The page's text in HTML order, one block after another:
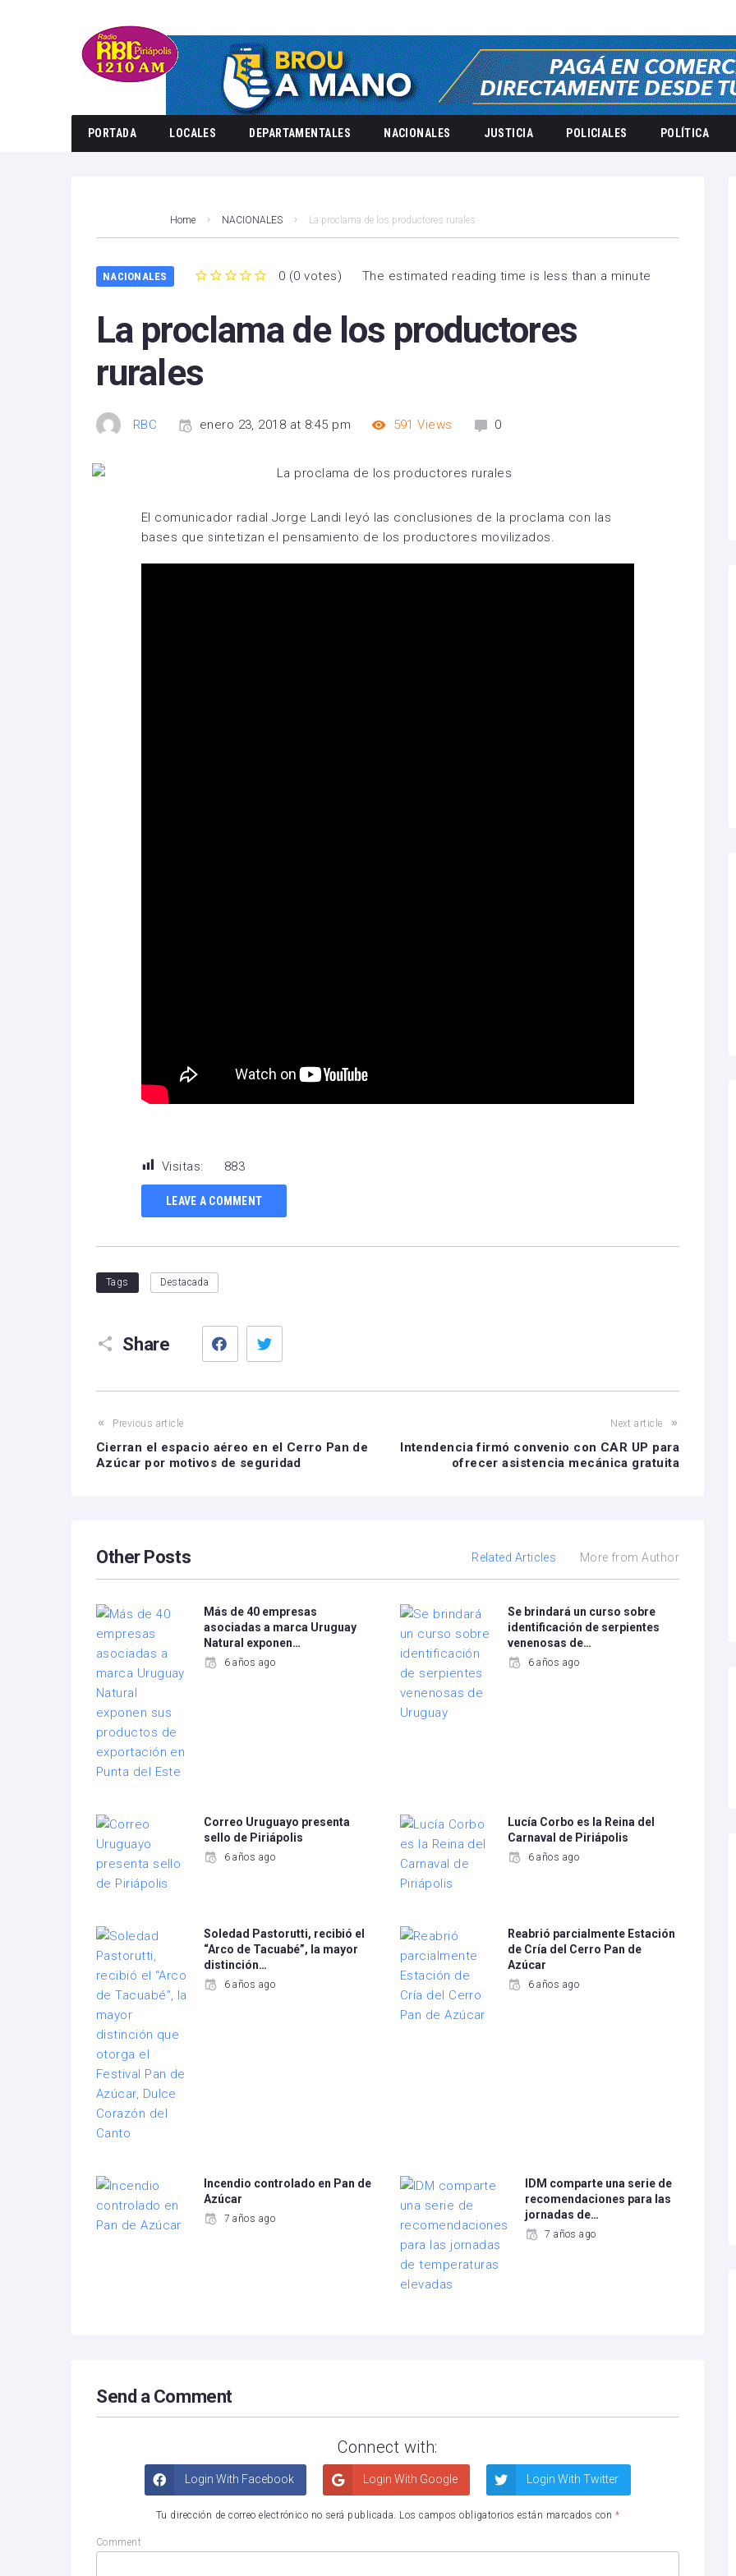
PORTADA LOCALES DEPARTAMENTALES NACIONALES JUSTICIA POLICIALES POLÍTICA
Home NACIONALES La proclama de los productores rurales
NACIONALES 0 (0 votes) The estimated reading time is less than a minute
La proclama de los productores
rurales
RBC enero 23, 2018 at 8:45 pm 591 Views 0
El comunicador radial Jorge Landi leyó las conclusiones de la proclama con las
bases que sintetizan el pensamiento de los productores movilizados.
Visitas: 883
LEAVE A COMMENT
Tags Destacada
Share
Facebook
Previous article
Cierran el espacio aéreo en el Cerro Pan de
Azúcar por motivos de seguridad
Next article
Intendencia firmó convenio con CAR UP para
ofrecer asistencia mecánica gratuita
Other Posts Related Articles More from Author
Más de 40 empresas
asociadas a marca Uruguay
Natural exponen…
6 años ago
Se brindará un curso sobre
identificación de serpientes
venenosas de…
6 años ago
Correo Uruguayo presenta
sello de Piriápolis
6 años ago
Lucía Corbo es la Reina del
Carnaval de Piriápolis
6 años ago
Soledad Pastorutti, recibió el
“Arco de Tacuabé”, la mayor
distinción…
6 años ago
Reabrió parcialmente Estación
de Cría del Cerro Pan de
Azúcar
6 años ago
Incendio controlado en Pan de
Azúcar
7 años ago
IDM comparte una serie de
recomendaciones para las
jornadas de…
7 años ago
Send a Comment
Connect with:
Login With Facebook Login With Google Login With Twitter
Tu dirección de correo electrónico no será publicada. Los campos obligatorios están marcados con *
Comment